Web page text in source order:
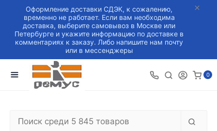
Оформление доставки СДЭК, к сожалению,
временно не работает. Если вам необходима
доставка, выберите самовывоз в Москве или
Петербурге и укажите информацию по доставке в
комментариях к заказу. Либо напишите нам почту
или в мессенджеры
0